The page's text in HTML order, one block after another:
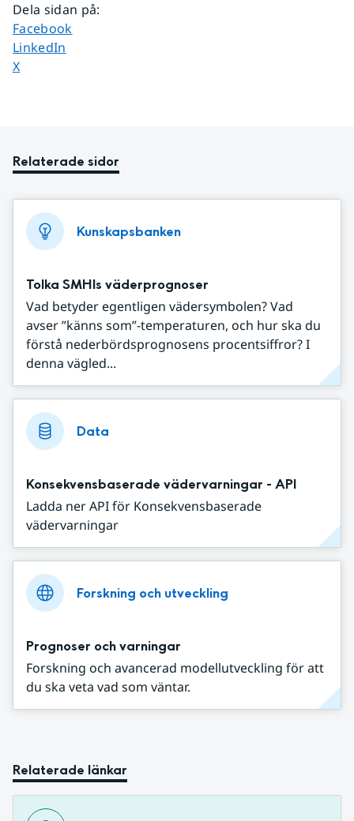
Dela sidan på:
Dela sidan på
Facebook
Dela sidan på
LinkedIn
Dela sidan på
X
Relaterade sidor
Kunskapsbanken
Tolka SMHIs väderprognoser
Vad betyder egentligen vädersymbolen? Vad
avser ”känns som”-temperaturen, och hur ska du
förstå nederbördsprognosens procentsiffror? I
denna vägled...
Data
Konsekvensbaserade vädervarningar - API
Ladda ner API för Konsekvensbaserade
vädervarningar
Forskning och utveckling
Prognoser och varningar
Forskning och avancerad modellutveckling för att
du ska veta vad som väntar.
Relaterade länkar